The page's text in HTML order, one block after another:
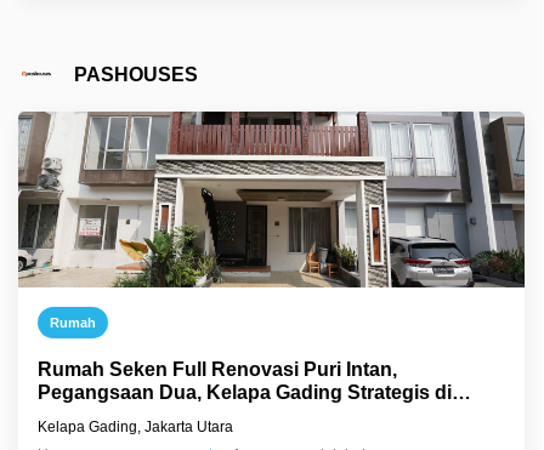
PASHOUSES
Rumah
Rumah Seken Full Renovasi Puri Intan,
Pegangsaan Dua, Kelapa Gading Strategis di
Kelapa Gading, Jakarta Utara